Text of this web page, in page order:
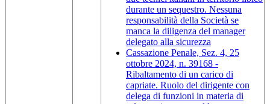
durante un sequestro. Nessuna
responsabilità della Società se
manca la diligenza del manager
delegato alla sicurezza
Cassazione Penale, Sez. 4, 25
ottobre 2024, n. 39168 -
Ribaltamento di un carico di
capriate. Ruolo del dirigente con
delega di funzioni in materia di